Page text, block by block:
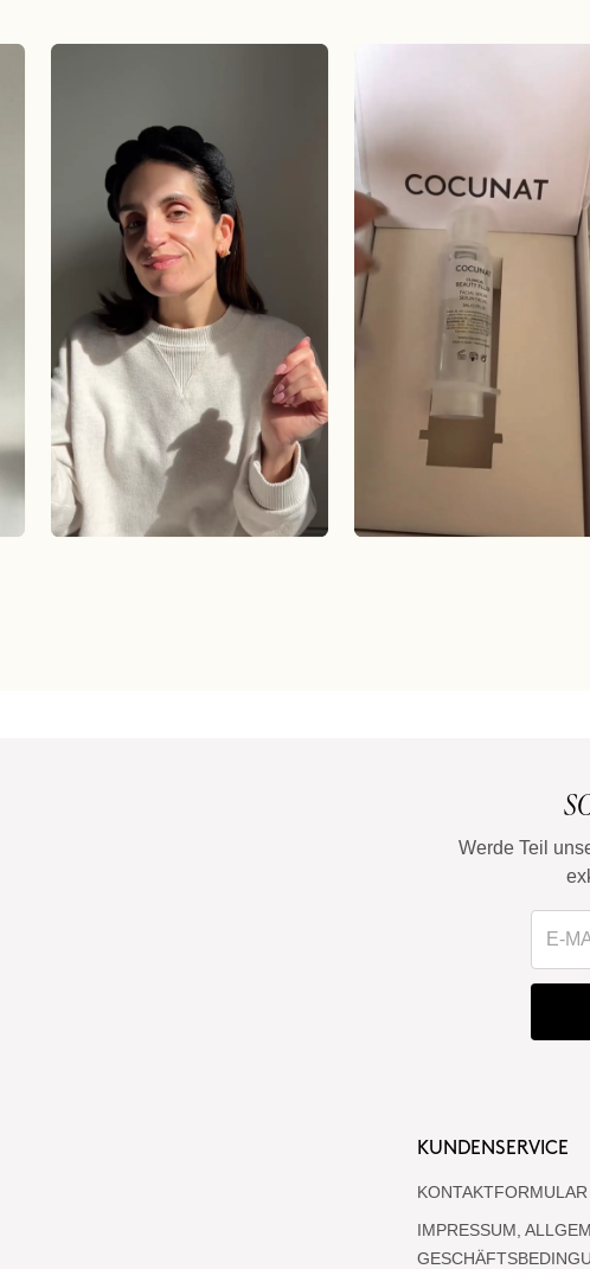
Werde Teil
KUNDENSERVICE
KONTAKTFORMULAR
IMPRESSUM,